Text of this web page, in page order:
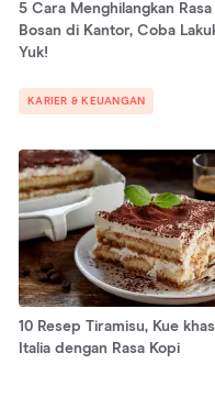
5 Cara Menghilangkan Rasa
Bosan di Kantor, Coba
Yuk!
KARIER & KEUANGAN
10 Resep Tiramisu, Kue khas
Italia dengan Rasa Kopi